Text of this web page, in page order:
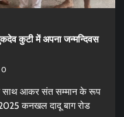
कुटी में अपना जन्मन्दिवस
0
के साथ आकर संत सम्मान के रूप
2025 कनखल दादू बाग रोड